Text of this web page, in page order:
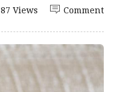
Comment
87 Views